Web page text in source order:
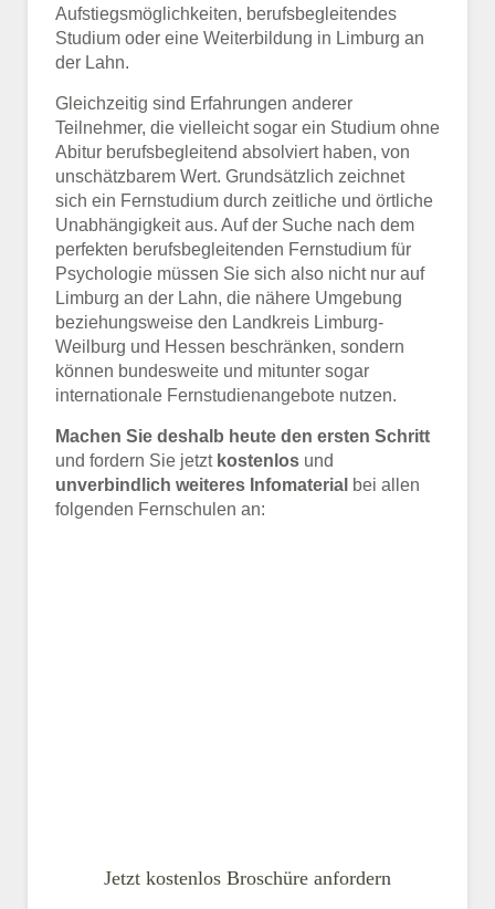
Aufstiegsmöglichkeiten, berufsbegleitendes
Studium oder eine Weiterbildung in Limburg an
der Lahn.
Gleichzeitig sind Erfahrungen anderer
Teilnehmer, die vielleicht sogar ein Studium ohne
Abitur berufsbegleitend absolviert haben, von
unschätzbarem Wert. Grundsätzlich zeichnet
sich ein Fernstudium durch zeitliche und örtliche
Unabhängigkeit aus. Auf der Suche nach dem
perfekten berufsbegleitenden Fernstudium für
Psychologie müssen Sie sich also nicht nur auf
Limburg an der Lahn, die nähere Umgebung
beziehungsweise den Landkreis Limburg-
Weilburg und Hessen beschränken, sondern
können bundesweite und mitunter sogar
internationale Fernstudienangebote nutzen.
Machen Sie deshalb heute den ersten Schritt
und fordern Sie jetzt kostenlos und
unverbindlich weiteres Infomaterial bei allen
folgenden Fernschulen an:
Jetzt kostenlos Broschüre anfordern